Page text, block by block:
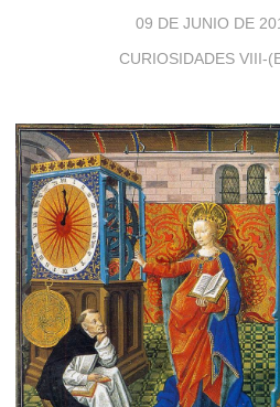
09 DE JUNIO DE
CURIOSIDADES VIII-